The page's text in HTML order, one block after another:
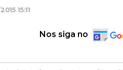
15:11
Nos siga no